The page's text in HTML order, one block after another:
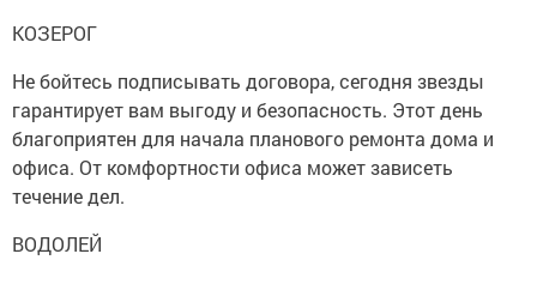
КОЗЕРОГ
Не бойтесь подписывать договора, сегодня звезды
гарантирует вам выгоду и безопасность. Этот день
благоприятен для начала планового ремонта дома и
офиса. От комфортности офиса может зависеть
течение дел.
ВОДОЛЕЙ